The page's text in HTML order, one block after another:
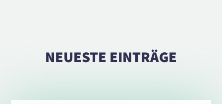
NEUESTE EINTRÄGE